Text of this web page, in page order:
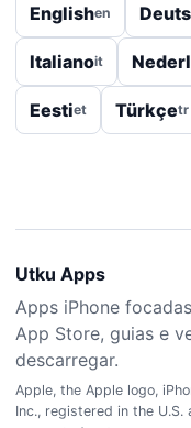
Englishen
Italianoit
Eestiet Türkçetr
Utku Apps
Apps iPhone
App Store, guias e
descarregar.
Apple, the Apple logo,
Inc., registered in the U.S.